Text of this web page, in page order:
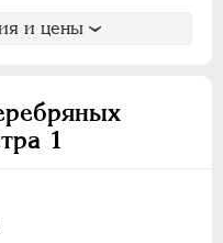
и цены
1